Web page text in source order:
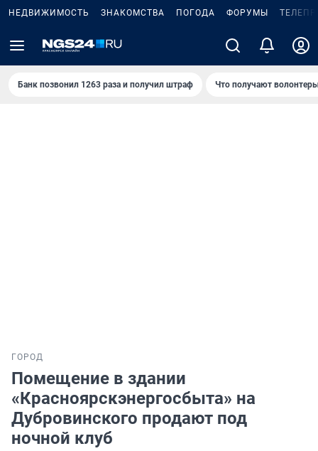
НЕДВИЖИМОСТЬ ЗНАКОМСТВА ПОГОДА ФОРУМЫ
Банк позвонил 1263 раза и получил штраф Что получают
ГОРОД
Помещение в здании
«Красноярскэнергосбыта» на
Дубровинского продают под
ночной клуб